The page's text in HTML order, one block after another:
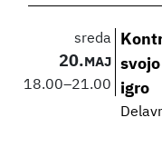
sreda
20.MAJ
18.00–21.00
igro